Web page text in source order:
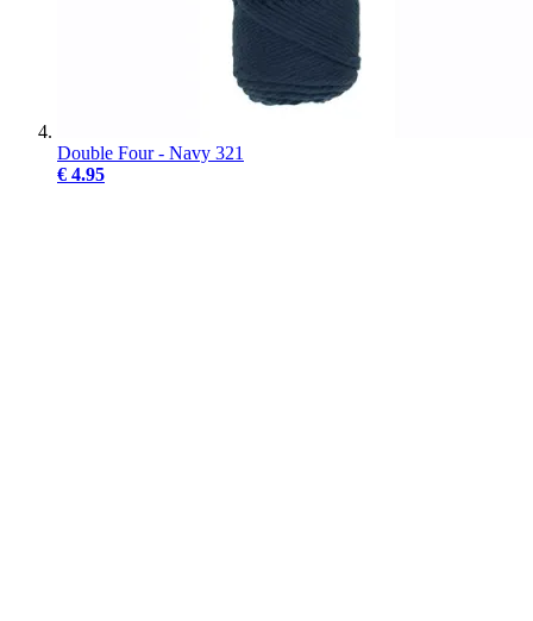
Double Four - Navy 321
€ 4.95